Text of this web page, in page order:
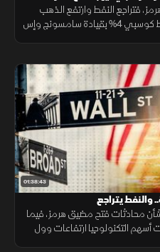
فتراجع النفط وارتفع الذهب
لأعلى مستوى في 6 أسابيع. كما هبط كوسبي 4% بقيادة سامسونج وإس
01:38:43
يتراجع
محادثات فتح مضيق هرمز، فيما
دولار. وقادت أسهم التكنولوجيا ارتفاعات وول